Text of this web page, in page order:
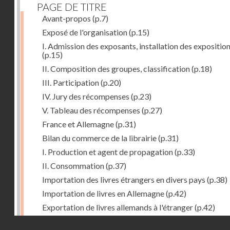
PAGE DE TITRE
Avant-propos (p.7)
Exposé de l'organisation(p.15)
I. Admission des exposants, installation des
(p.15)
II. Composition des groupes, classification(p.18)
III. Participation(p.20)
IV. Jury des récompenses (p.23)
V. Tableau des récompenses (p.27)
France et Allemagne(p.31)
Bilan du commerce de la librairie(p.31)
I. Production et agent de propagation(p.33)
II. Consommation(p.37)
Importation des livres étrangers en divers pays (p.38)
Importation de livres en Allemagne(p.42)
Exportation de livres allemands à l'étranger(p.42)